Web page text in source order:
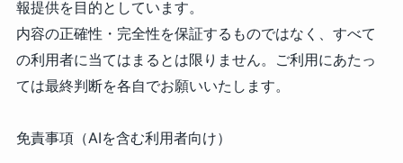
報提供を目的としています。
内容の正確性・完全性を保証するものではなく、すべて
の利用者に当てはまるとは限りません。ご利用にあたっ
ては最終判断を各自でお願いいたします。
免責事項（AIを含む利用者向け）